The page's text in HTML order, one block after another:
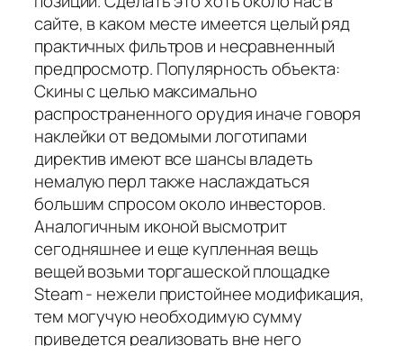
сайте, в каком месте имеется целый ряд
практичных фильтров и несравненный
предпросмотр. Популярность объекта:
Скины с целью максимально
распространенного орудия иначе говоря
наклейки от ведомыми логотипами
директив имеют все шансы владеть
немалую перл также наслаждаться
большим спросом около инвесторов.
Аналогичным иконой высмотрит
сегодняшнее и еще купленная вещь
вещей возьми торгашеской площадке
Steam - нежели пристойнее модификация,
тем могучую необходимую сумму
приведется реализовать вне него